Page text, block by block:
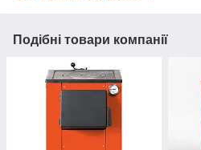
Подібні товари компанії